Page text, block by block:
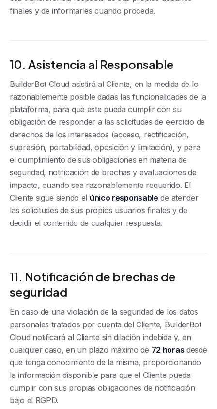
finales y de informarles cuando proceda.
10. Asistencia al Responsable
BuilderBot Cloud asistirá al Cliente, en la medida de lo
razonablemente posible dadas las funcionalidades de la
plataforma, para que este pueda cumplir con su
obligación de responder a las solicitudes de ejercicio de
derechos de los interesados (acceso, rectificación,
supresión, portabilidad, oposición y limitación), y para
el cumplimiento de sus obligaciones en materia de
seguridad, notificación de brechas y evaluaciones de
impacto, cuando sea razonablemente requerido. El
Cliente sigue siendo el único responsable de atender
las solicitudes de sus propios usuarios finales y de
decidir el contenido de cualquier respuesta.
11. Notificación de brechas de
seguridad
En caso de una violación de la seguridad de los datos
personales tratados por cuenta del Cliente, BuilderBot
Cloud notificará al Cliente sin dilación indebida y, en
cualquier caso, en un plazo máximo de 72 horas desde
que tenga conocimiento de la misma, proporcionando
la información disponible para que el Cliente pueda
cumplir con sus propias obligaciones de notificación
bajo el RGPD.